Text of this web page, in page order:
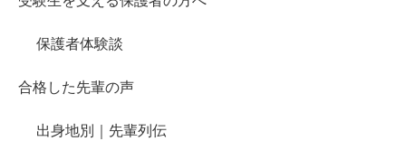
保護者体験談
合格した先輩の声
出身地別｜先輩列伝